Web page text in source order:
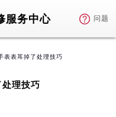
服务中心 问题
表表耳掉了处理技巧
理技巧